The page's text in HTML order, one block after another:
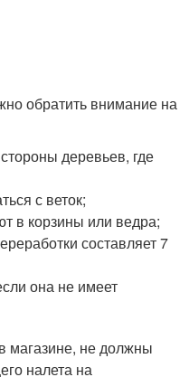
обратить внимание на
деревьев, где
с веток;
в корзины или ведра;
составляет 7
она не имеет
магазине, не должны
налета на